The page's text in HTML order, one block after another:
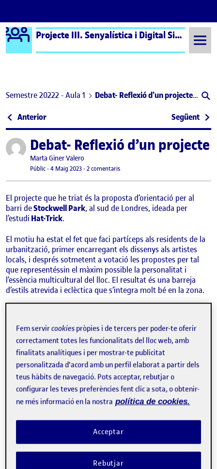
Saltar al contingut
Logo Ágora Projecte III. Senyalística i Digital Signage aula 1
Semestre 20222 - Aula 1 Debat- Reflexió d’un projecte (PAC3)
Navegació d'entrades
Anterior: Ruta Cementiri de Montjuïc Següent:
Publicat perDebat- Reflexió d’un projecte
Publicat per
Marta Giner Valero
Visibilitat:
Públic-Data de publicació
4 Maig 20234 maig, 2023 8:11 pm
-2 comentarisa Debat- Reflexió d’un projecte (PAC3)
El projecte que he triat és la proposta d’orientació per al
barri deStockwell Park, al sud de Londres, ideada per
l’estudi Hat-Trick.
El motiu ha estat el fet que faci partíceps als residents de la
urbanització, primer encarregant els dissenys als artistes
locals, i després sotmetent a votació les propostes per tal
que representéssin el màxim possible la personalitat i
l’essència multicultural del lloc. El resultat és una barreja
d’estils atrevida i eclèctica que s’integra molt bé en la zona.
Fem servircookies pròpies i de tercers per poder-te oferir
correctament totes les funcionalitats del lloc web, amb
finalitats analítiques i per mostrar-te publicitat
personalitzada d'acord amb un perfil elaborat a partir dels
teus hàbits de navegació. Pots acceptar, rebutjar o
configurar les teves preferències fent clic a sota, o obtenir-
ne més informació en la nostra política de cookies.
Rebutjar
Acceptar